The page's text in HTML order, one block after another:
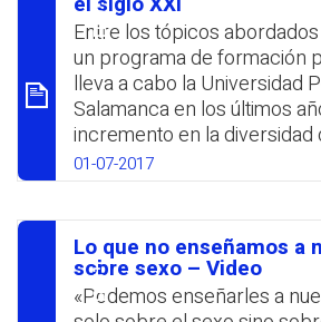
padres de bajos niveles de
participación en el proceso
aprendizaje. Entre las
dificultades detectadas
comportamientos
emocionales; falta de
así como relacionadas con
WhatsApp
Facebook
Twitter
סיכום
Entre los tópicos
un programa de formación
lleva a cabo la Universidad
Salamanca en los últimos
incremento en la diversidad
familias y la carencia de
ámbitos familiares y
analizar los estilos
implementan los padres y
los cambios de modelos
registrados. Se recomienda
normas adecuadas a la edad
01-07-2017
סיכום
Lo que no enseñamos a
sobre sexo – Video
‎«Podemos enseñarles a